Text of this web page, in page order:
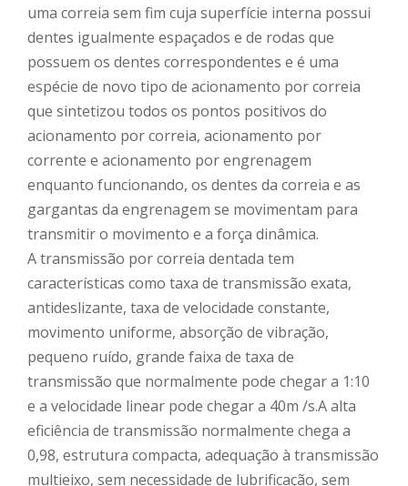
uma correia sem fim cuja superfície interna possui
dentes igualmente espaçados e de rodas que
possuem os dentes correspondentes e é uma
espécie de novo tipo de acionamento por correia
que sintetizou todos os pontos positivos do
acionamento por correia, acionamento por
corrente e acionamento por engrenagem
enquanto funcionando, os dentes da correia e as
gargantas da engrenagem se movimentam para
transmitir o movimento e a força dinâmica.
A transmissão por correia dentada tem
características como taxa de transmissão exata,
antideslizante, taxa de velocidade constante,
movimento uniforme, absorção de vibração,
pequeno ruído, grande faixa de taxa de
transmissão que normalmente pode chegar a 1:10
e a velocidade linear pode chegar a 40m /s.A alta
eficiência de transmissão normalmente chega a
0,98, estrutura compacta, adequação à transmissão
multieixo, sem necessidade de lubrificação, sem